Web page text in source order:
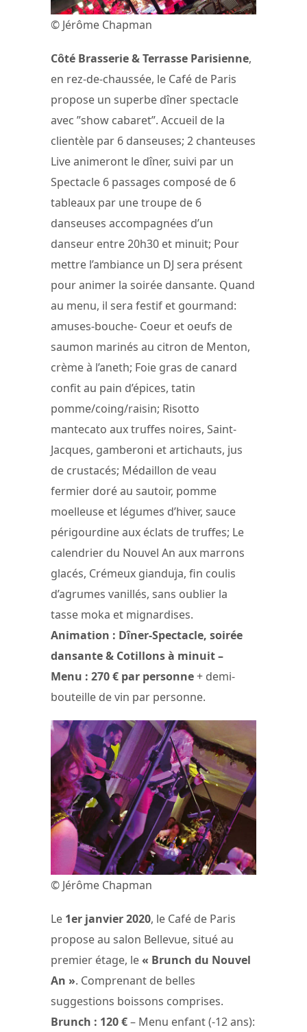
© Jérôme Chapman
Côté Brasserie & Terrasse Parisienne,
en rez-de-chaussée, le Café de Paris
propose un superbe dîner spectacle
avec ”show cabaret”. Accueil de la
clientèle par 6 danseuses; 2 chanteuses
Live animeront le dîner, suivi par un
Spectacle 6 passages composé de 6
tableaux par une troupe de 6
danseuses accompagnées d’un
danseur entre 20h30 et minuit; Pour
mettre l’ambiance un DJ sera présent
pour animer la soirée dansante. Quand
au menu, il sera festif et gourmand:
amuses-bouche- Coeur et oeufs de
saumon marinés au citron de Menton,
crème à l’aneth; Foie gras de canard
confit au pain d’épices, tatin
pomme/coing/raisin; Risotto
mantecato aux truffes noires, Saint-
Jacques, gamberoni et artichauts, jus
de crustacés; Médaillon de veau
fermier doré au sautoir, pomme
moelleuse et légumes d’hiver, sauce
périgourdine aux éclats de truffes; Le
calendrier du Nouvel An aux marrons
glacés, Crémeux gianduja, fin coulis
d’agrumes vanillés, sans oublier la
tasse moka et mignardises.
Animation : Dîner-Spectacle, soirée
dansante & Cotillons à minuit –
Menu : 270 € par personne+ demi-
bouteille de vin par personne.
© Jérôme Chapman
Le 1er janvier 2020, le Café de Paris
propose au salon Bellevue, situé au
premier étage, le« Brunch du Nouvel
An ». Comprenant de belles
suggestions boissons comprises.
Brunch : 120 €– Menu enfant (-12 ans):